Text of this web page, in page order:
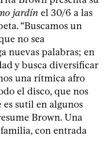
jardín el 30/6 a las
“Buscamos un
no sea
nuevas palabras; en
y busca diversificar
una rítmica afro
el disco, que nos
sutil en algunos
Brown. Una
con entrada